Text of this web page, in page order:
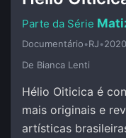
Documentário•RJ•2020
De Bianca Lenti
Hélio Oiticica é
mais originais e
artísticas